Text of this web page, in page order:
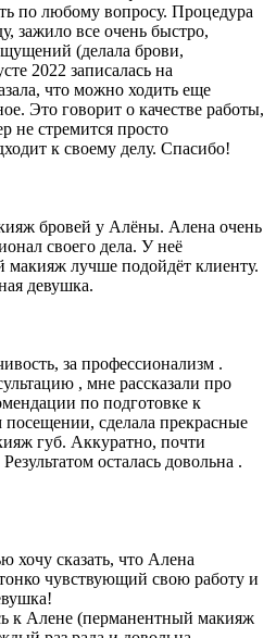
по любому вопросу. Процедура
зажило все очень быстро,
(делала брови,
2022 записалась на
что можно ходить еще
Это говорит о качестве работы,
не стремится просто
к своему делу. Спасибо!
бровей у Алёны. Алена очень
своего дела. У неё
макияж лучше подойдёт клиенту.
девушка.
за профессионализм .
, мне рассказали про
по подготовке к
сделала прекрасные
губ. Аккуратно, почти
осталась довольна .
хочу сказать, что Алена
чувствующий свою работу и
к Алене (перманентный макияж